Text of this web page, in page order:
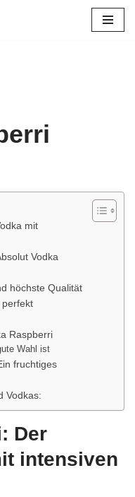
mit
Vodka
höchste Qualität
perfekt
Raspberri
Wahl ist
fruchtiges
Vodkas:
Der
intensiven